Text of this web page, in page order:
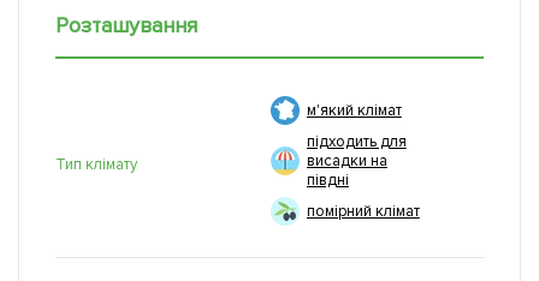
Розташування
Тип клімату
м'який клімат
підходить для
висадки на
півдні
помірний клімат